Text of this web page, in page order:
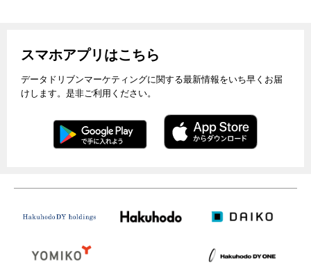
スマホアプリはこちら
データドリブンマーケティングに関する最新情報をいち早くお届
けします。是非ご利用ください。